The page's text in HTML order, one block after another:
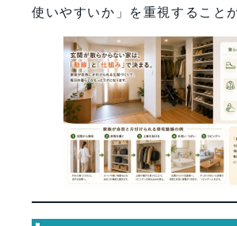
使いやすいか」を重視すること